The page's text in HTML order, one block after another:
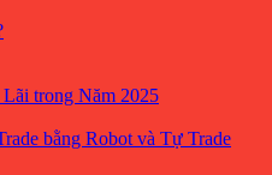
trong Năm 2025
bằng Robot và Tự Trade